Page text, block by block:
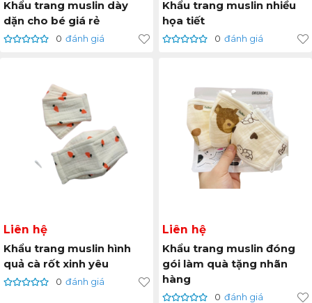
Khẩu trang muslin dày
dặn cho bé giá rẻ
0 đánh giá
Khẩu trang muslin nhiều
họa tiết
0 đánh giá
Liên hệ
Khẩu trang muslin hình
quả cà rốt xinh yêu
0 đánh giá
Liên hệ
Khẩu trang muslin đóng
gói làm quà tặng nhãn
hàng
0 đánh giá